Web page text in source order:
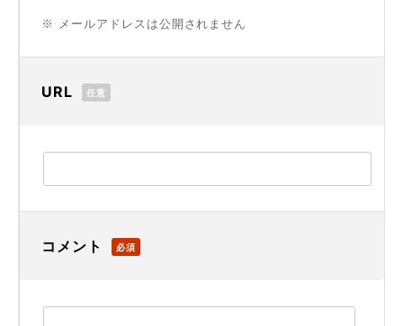
※ メールアドレスは公開されません
URL 任意
コメント 必須